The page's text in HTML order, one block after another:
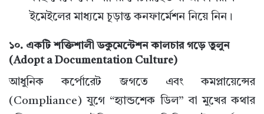
ইমেইলের মাধ্যমে চূড়ান্ত কনফার্মেশন নিয়ে নিন।
১০. একটি শক্তিশালী ডকুমেন্টেশন কালচার গড়ে তুলুন
(Adopt a Documentation Culture)
আধুনিক কর্পোরেট জগতে এবং কমপ্লায়েন্সের
(Compliance) যুগে “হ্যান্ডশেক ডিল” বা মুখের কথার